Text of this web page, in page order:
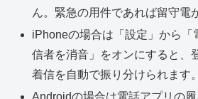
ん。緊急の用件であれば留守電
iPhoneの場合は「設定」から
信者を消音」をオンにすると、
着信を自動で振り分けられます。